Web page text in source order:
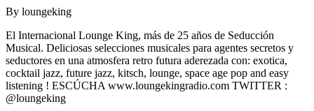
By loungeking
El Internacional Lounge King, más de 25 años de Seducción
Musical. Deliciosas selecciones musicales para agentes secretos y
seductores en una atmosfera retro futura aderezada con: exotica,
cocktail jazz, future jazz, kitsch, lounge, space age pop and easy
listening ! ESCÚCHA www.loungekingradio.com TWITTER :
@loungeking